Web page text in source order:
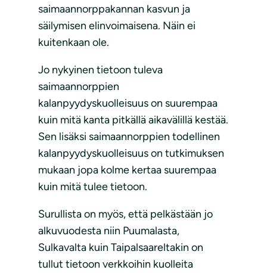
saimaannorppakannan kasvun ja
säilymisen elinvoimaisena. Näin ei
kuitenkaan ole.
Jo nykyinen tietoon tuleva
saimaannorppien
kalanpyydyskuolleisuus on suurempaa
kuin mitä kanta pitkällä aikavälillä kestää.
Sen lisäksi saimaannorppien todellinen
kalanpyydyskuolleisuus on tutkimuksen
mukaan jopa kolme kertaa suurempaa
kuin mitä tulee tietoon.
Surullista on myös, että pelkästään jo
alkuvuodesta niin Puumalasta,
Sulkavalta kuin Taipalsaareltakin on
tullut tietoon verkkoihin kuolleita